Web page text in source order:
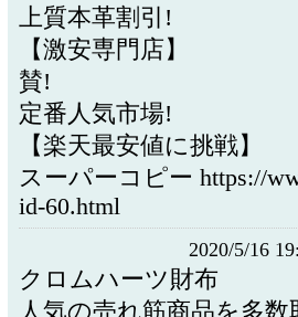
上質本革割引!
【激安専門店】
賛!
定番人気市場!
【楽天最安値に挑戦】
スーパーコピー https://
id-60.html
2020/5/16
クロムハーツ財布
人気の売れ筋商品を多